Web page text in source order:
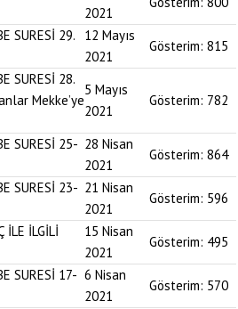
2021
SURESİ 29.
12 Mayıs
2021
Gösterim: 815
SURESİ 28.
Mekke’ye
5 Mayıs
2021
Gösterim: 782
SURESİ 25- 28 Nisan
2021
Gösterim: 864
SURESİ 23- 21 Nisan
2021
Gösterim: 596
İLE İLGİLİ
15 Nisan
2021
Gösterim: 495
SURESİ 17- 6 Nisan
2021
Gösterim: 570